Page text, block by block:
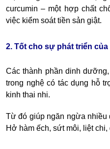
curcumin – một hợp chất
việc kiểm soát tiền sản giật.
2. Tốt cho sự phát triển của
Các thành phần dinh
trong nghệ có tác dụng hỗ
kinh thai nhi.
Từ đó giúp ngăn ngừa nhiều
Hở hàm ếch, sứt môi, liệt